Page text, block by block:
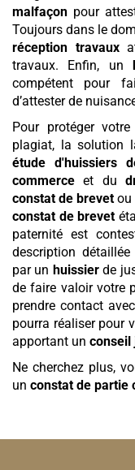
malfaçon pour
Toujours dans le
réception travaux
travaux. Enfin, un
compétent pour
d’attester de
Pour protéger
plagiat, la solution
étude d'huissiers
commerce et du
constat de brevet ou
constat de brevet
paternité est
description
par un huissierde
de faire valoir votre
prendre contact
pourra réaliser pour
apportant un conseil
Ne cherchez plus,
un constat de partie